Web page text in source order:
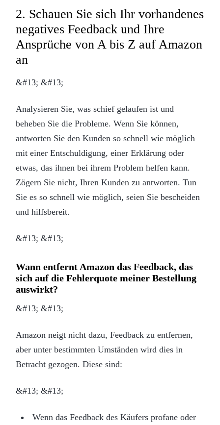
2. Schauen Sie sich Ihr vorhandenes
negatives Feedback und Ihre
Ansprüche von A bis Z auf Amazon
an
&#13; &#13;
Analysieren Sie, was schief gelaufen ist und
beheben Sie die Probleme. Wenn Sie können,
antworten Sie den Kunden so schnell wie möglich
mit einer Entschuldigung, einer Erklärung oder
etwas, das ihnen bei ihrem Problem helfen kann.
Zögern Sie nicht, Ihren Kunden zu antworten. Tun
Sie es so schnell wie möglich, seien Sie bescheiden
und hilfsbereit.
&#13; &#13;
Wann entfernt Amazon das Feedback, das
sich auf die Fehlerquote meiner Bestellung
auswirkt?
&#13; &#13;
Amazon neigt nicht dazu, Feedback zu entfernen,
aber unter bestimmten Umständen wird dies in
Betracht gezogen. Diese sind:
&#13; &#13;
Wenn das Feedback des Käufers profane oder